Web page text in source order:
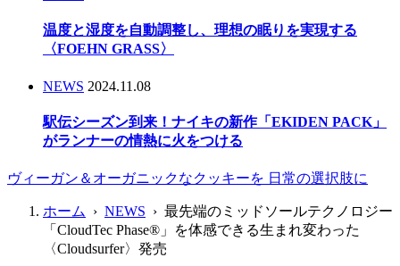
温度と湿度を自動調整し、理想の眠りを実現する
〈FOEHN GRASS〉
NEWS 2024.11.08
駅伝シーズン到来！ナイキの新作「EKIDEN PACK」
がランナーの情熱に火をつける
ヴィーガン＆オーガニックなクッキーを 日常の選択肢に
ホーム › NEWS › 最先端のミッドソールテクノロジー
「CloudTec Phase®」を体感できる生まれ変わった
〈Cloudsurfer〉発売